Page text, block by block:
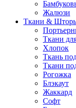
Жалюзи
Ткани & Шторы
Ткани
Хлопок
Ткань
Ткани
Рогожка
Блэкаут
Жаккард
Софт